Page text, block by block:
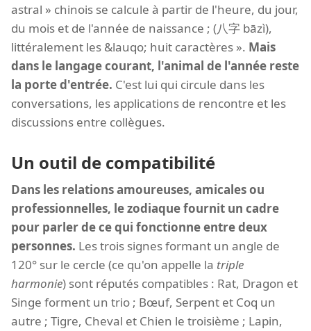
astral » chinois se calcule à partir de l'heure, du jour,
du mois et de l'année de naissance ; (八字 bāzì),
littéralement les &lauqo; huit caractères ». Mais
dans le langage courant, l'animal de l'année reste
la porte d'entrée. C'est lui qui circule dans les
conversations, les applications de rencontre et les
discussions entre collègues.
Un outil de compatibilité
Dans les relations amoureuses, amicales ou
professionnelles, le zodiaque fournit un cadre
pour parler de ce qui fonctionne entre deux
personnes. Les trois signes formant un angle de
120° sur le cercle (ce qu'on appelle la triple
harmonie) sont réputés compatibles : Rat, Dragon et
Singe forment un trio ; Bœuf, Serpent et Coq un
autre ; Tigre, Cheval et Chien le troisième ; Lapin,